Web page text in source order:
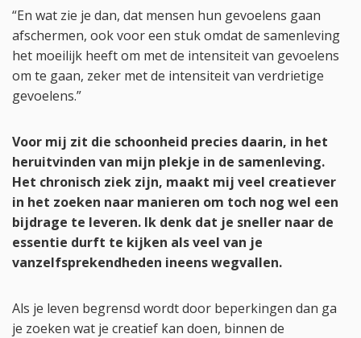
“En wat zie je dan, dat mensen hun gevoelens gaan
afschermen, ook voor een stuk omdat de samenleving
het moeilijk heeft om met de intensiteit van gevoelens
om te gaan, zeker met de intensiteit van verdrietige
gevoelens.”
Voor mij zit die schoonheid precies daarin, in het
heruitvinden van mijn plekje in de samenleving.
Het chronisch ziek zijn, maakt mij veel creatiever
in het zoeken naar manieren om toch nog wel een
bijdrage te leveren. Ik denk dat je sneller naar de
essentie durft te kijken als veel van je
vanzelfsprekendheden ineens wegvallen.
Als je leven begrensd wordt door beperkingen dan ga
je zoeken wat je creatief kan doen, binnen de